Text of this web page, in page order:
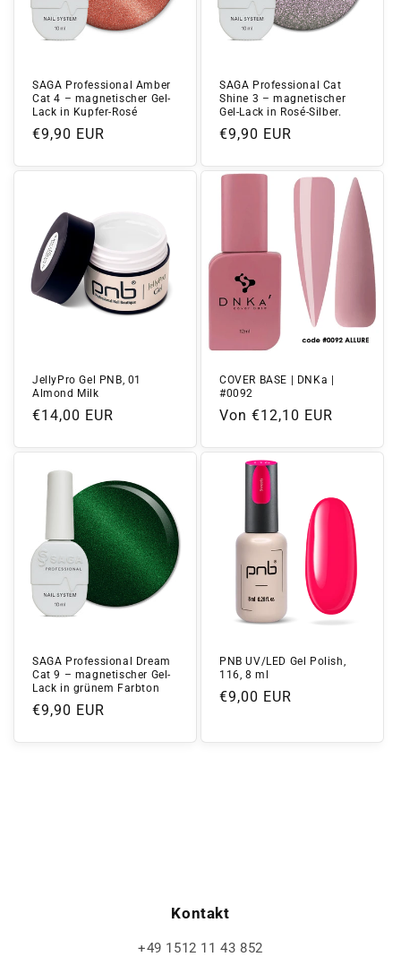
SAGA Professional Amber
Cat 4 – magnetischer Gel-
Lack in Kupfer-Rosé
Normaler
€9,90 EUR
SAGA Professional Cat
Shine 3 – magnetischer
Gel-Lack in Rosé-Silber.
Normaler
€9,90 EUR
JellyPro Gel PNB, 01
Almond Milk
Normaler
€14,00 EUR
COVER BASE | DNKa |
#0092
Normaler
Von €12,10 EUR
SAGA Professional Dream
Cat 9 – magnetischer Gel-
Lack in grünem Farbton
Normaler
€9,90 EUR
PNB UV/LED Gel Polish,
116, 8 ml
Normaler
€9,00 EUR
Kontakt
+49 1512 11 43 852